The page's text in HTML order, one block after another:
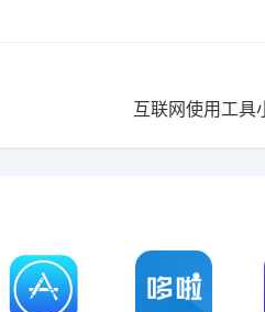
互联网使用工具